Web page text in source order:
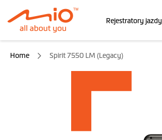
Rejestratory jazdy
Home Spirit 7550 LM (Legacy)